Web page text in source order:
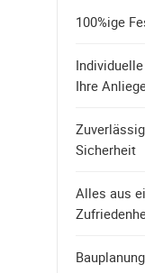
100%ige
Ihre
Sicherheit
Alles aus